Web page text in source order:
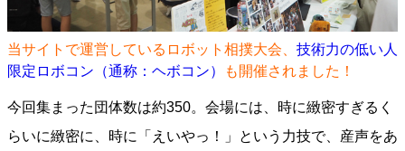
当サイトで運営しているロボット相撲大会、 技術力の低い人
限定ロボコン（通称：ヘボコン）
も開催されました！
今回集まった団体数は約350。会場には、時に緻密すぎるく
らいに緻密に、時に「えいやっ！」という力技で、産声をあ